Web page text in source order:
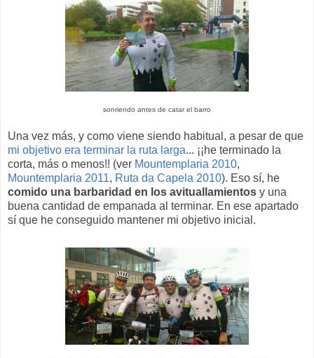
sonriendo antes de catar el barro
Una vez más, y como viene siendo habitual, a pesar de que
mi objetivo era terminar la ruta larga... ¡¡he terminado la
corta, más o menos!! (ver Mountemplaria 2010,
Mountemplaria 2011, Ruta da Capela 2010). Eso sí, he
comido una barbaridad en los avituallamientos y una
buena cantidad de empanada al terminar. En ese apartado
sí que he conseguido mantener mi objetivo inicial.